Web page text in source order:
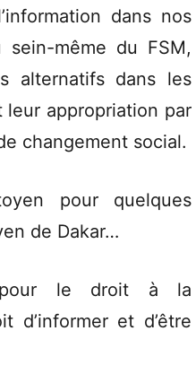
dans nos
sein-même du FSM,
alternatifs dans les
leur appropriation par
changement social.
pour quelques
de Dakar…
pour le droit à la
d’informer et d’être